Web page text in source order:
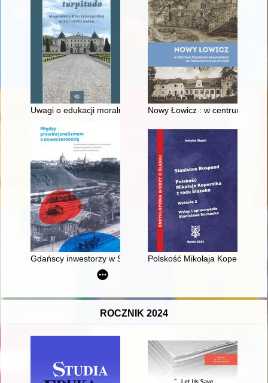
Uwagi o edukacji moralnej synów szlacheckich w XVI-
Nowy Łowicz : w centrum
Gdańscy inwestorzy w Sopocie : prestiż finansowy i
Polskość Mikołaja Kopernika z
ROCZNIK 2024